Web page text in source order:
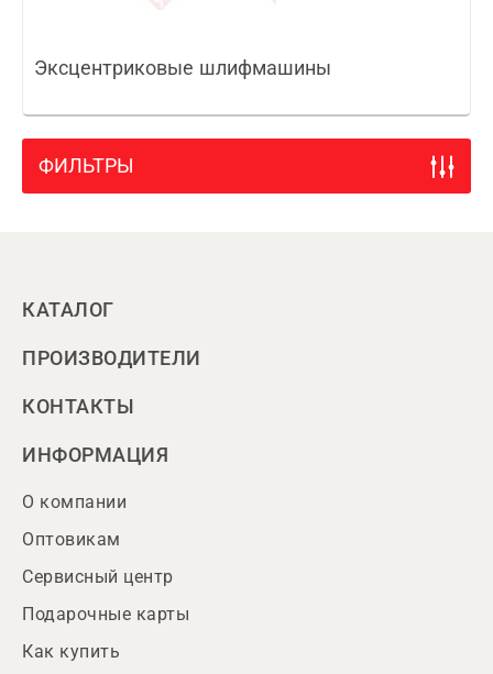
Эксцентриковые шлифмашины
ФИЛЬТРЫ
КАТАЛОГ
ПРОИЗВОДИТЕЛИ
КОНТАКТЫ
ИНФОРМАЦИЯ
О компании
Оптовикам
Сервисный центр
Подарочные карты
Как купить